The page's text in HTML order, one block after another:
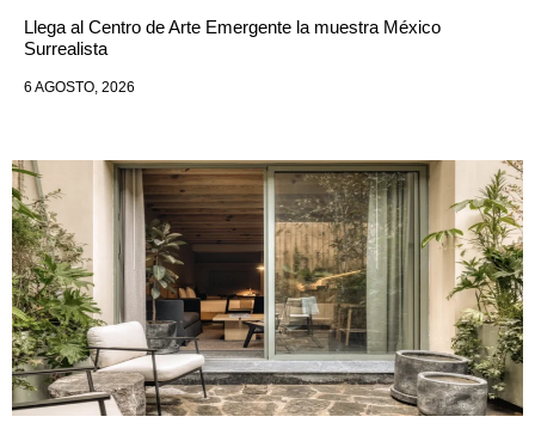
Llega al Centro de Arte Emergente la muestra México
Surrealista
6 AGOSTO, 2026